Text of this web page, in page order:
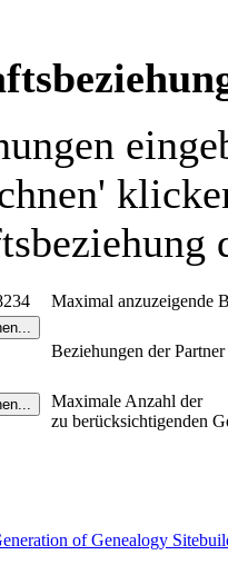
Maximal anzuzeigende
Beziehungen der
Maximale Anzahl der
zu berücksichtigenden
of Genealogy